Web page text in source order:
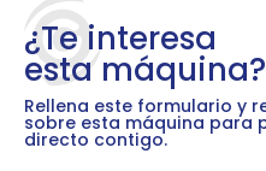
¿Te interesa
esta máquina?
Rellena este formulario y
sobre esta máquina para
directo contigo.